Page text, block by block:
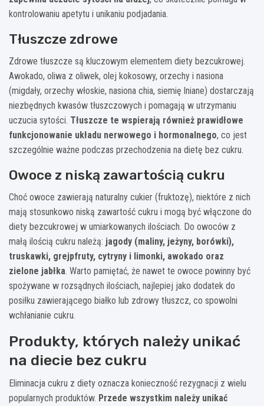
kontrolowaniu apetytu i unikaniu podjadania.
Tłuszcze zdrowe
Zdrowe tłuszcze są kluczowym elementem diety bezcukrowej.
Awokado, oliwa z oliwek, olej kokosowy, orzechy i nasiona
(migdały, orzechy włoskie, nasiona chia, siemię lniane) dostarczają
niezbędnych kwasów tłuszczowych i pomagają w utrzymaniu
uczucia sytości. Tłuszcze te wspierają również prawidłowe
funkcjonowanie układu nerwowego i hormonalnego, co jest
szczególnie ważne podczas przechodzenia na dietę bez cukru.
Owoce z niską zawartością cukru
Choć owoce zawierają naturalny cukier (fruktozę), niektóre z nich
mają stosunkowo niską zawartość cukru i mogą być włączone do
diety bezcukrowej w umiarkowanych ilościach. Do owoców z
małą ilością cukru należą: jagody (maliny, jeżyny, borówki),
truskawki, grejpfruty, cytryny i limonki, awokado oraz
zielone jabłka. Warto pamiętać, że nawet te owoce powinny być
spożywane w rozsądnych ilościach, najlepiej jako dodatek do
posiłku zawierającego białko lub zdrowy tłuszcz, co spowolni
wchłanianie cukru.
Produkty, których należy unikać
na diecie bez cukru
Eliminacja cukru z diety oznacza konieczność rezygnacji z wielu
popularnych produktów. Przede wszystkim należy unikać